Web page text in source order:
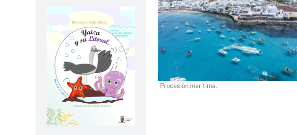
Procesión marítima.